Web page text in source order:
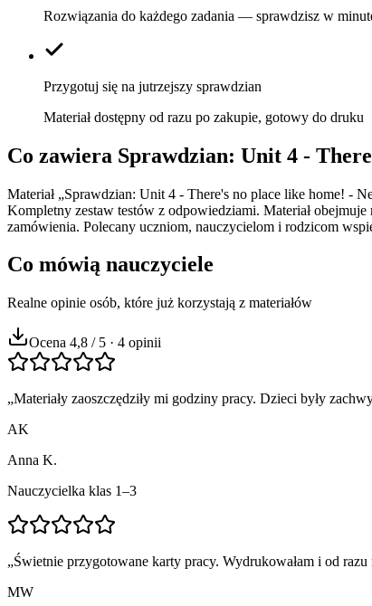
Rozwiązania do każdego zadania — sprawdzisz w
Przygotuj się na jutrzejszy sprawdzian
Materiał dostępny od razu po zakupie, gotowy do druku
Co zawiera Sprawdzian: Unit 4 -
Materiał „Sprawdzian: Unit 4 - There's no place like home! -
Kompletny zestaw testów z odpowiedziami. Materiał
zamówienia. Polecany uczniom, nauczycielom i rodzicom
Co mówią nauczyciele
Realne opinie osób, które już korzystają z materiałów
Ocena 4,8 / 5 · 4 opinii
„Materiały zaoszczędziły mi godziny pracy. Dzieci były
AK
Anna K.
Nauczycielka klas 1–3
„Świetnie przygotowane karty pracy. Wydrukowałam i od
MW